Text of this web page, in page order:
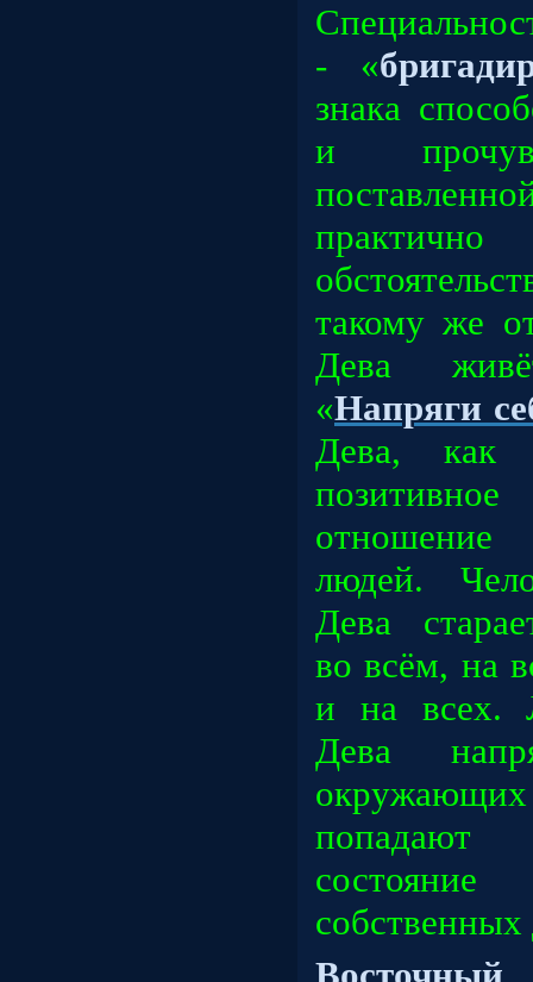
- «
знака
и
такому же
Дева
«Напряги
Дева, как
отношение
людей.
Дева
во всём, на
и на всех.
Дева
собственных